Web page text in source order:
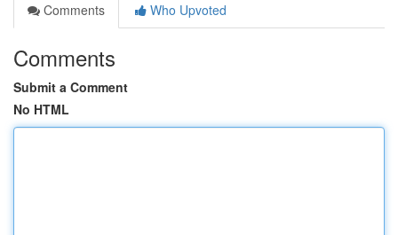
Comments
Who Upvoted
Comments
Submit a Comment
No HTML